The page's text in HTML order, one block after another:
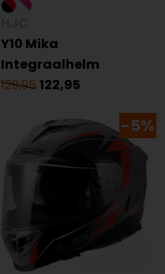
Y10 Mika
Integraalhelm
129,95 122,95
-5%